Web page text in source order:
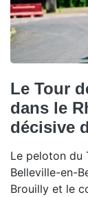
Le Tour
dans le
décisive
Le peloton du
Belleville-en-
Brouilly et le